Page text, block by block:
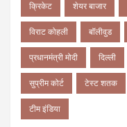
क्रिकेट शेयर बाजार
विराट कोहली बॉलीवुड
प्रधानमंत्री मोदी दिल्ली
सुप्रीम कोर्ट टेस्ट शतक
टीम इंडिया